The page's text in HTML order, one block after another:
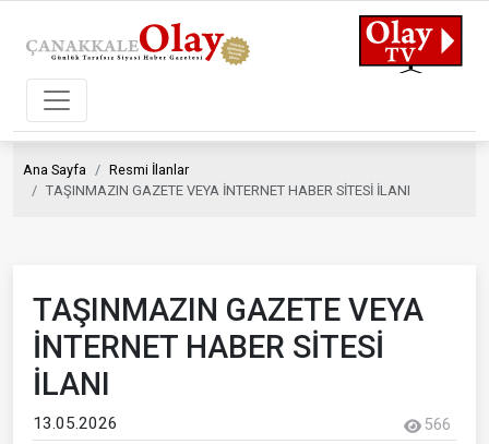
Ana Sayfa
Resmi İlanlar
TAŞINMAZIN GAZETE VEYA İNTERNET HABER SİTESİ İLANI
TAŞINMAZIN GAZETE VEYA
İNTERNET HABER SİTESİ
İLANI
13.05.2026 566